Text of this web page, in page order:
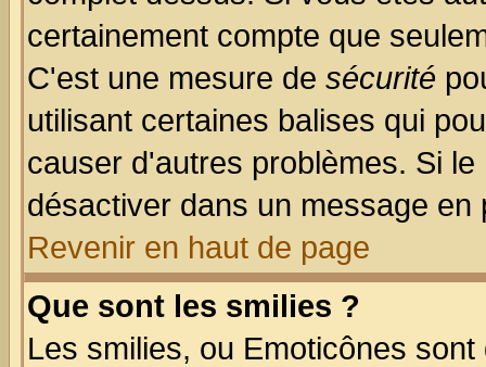
certainement compte que
C'est une mesure de sécurité
utilisant certaines balises qui
causer d'autres problèmes. Si
désactiver dans un message
Revenir en haut de page
Que sont les smilies ?
Les smilies, ou Emoticônes